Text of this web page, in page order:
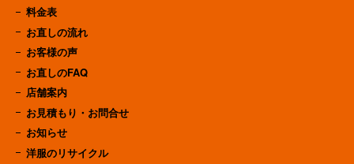
料金表
お直しの流れ
お客様の声
お直しのFAQ
店舗案内
お見積もり・お問合せ
お知らせ
洋服のリサイクル